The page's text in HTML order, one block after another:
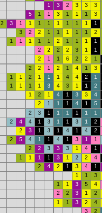
1
3 2 3 3
3
5
1 1 3 1 1 1
3
2
3 1 1 1 1 1 1 1 1
1
3
2 2 1 1 1 1 1
2
1
1 1 1 1 2 1 1 1
1
2
2 2 2 3 1
1
2
1 1 6 2 2
1
2
2 1 2 1 4 1
3
1
1 2 1 1 1 4 4 2
1
1
1 1 1 3 4 3 1 1
2
1
2 1 4 1 3 3
4
2
1 1 1 4 1
5
2
3 1 1 1 1 1
1
2
4 4 1 3 1 1 3 1
2
2
3 1 3 1 4 1 4
2
2
5 4 1 1 4 1 3 1
1
2
2 3 3 3 1 4
1
1
1 1 1 3 1 2 2
4
2
4 2 1 3 4
1
1
1
3
1
1 3 5
4
2
2 3 1
2
1
1 3 2
4
3
2